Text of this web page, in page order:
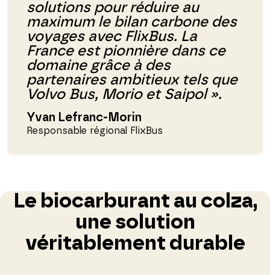
solutions pour réduire au
maximum le bilan carbone des
voyages avec FlixBus. La
France est pionnière dans ce
domaine grâce à des
partenaires ambitieux tels que
Volvo Bus, Morio et Saipol ».
Yvan Lefranc-Morin
Responsable régional FlixBus
Le biocarburant au colza,
une solution
véritablement durable